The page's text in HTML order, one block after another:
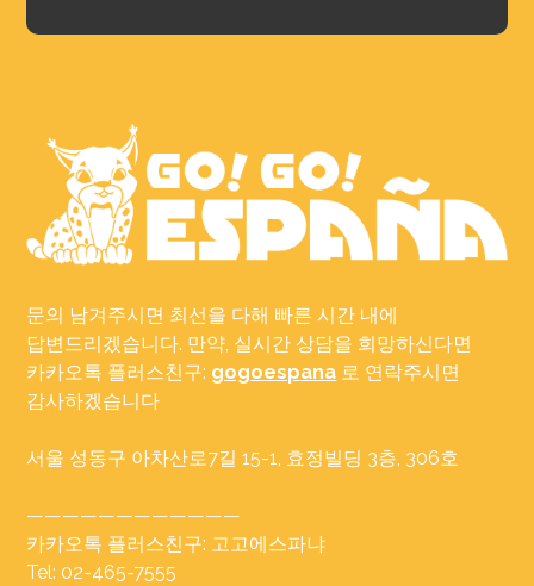
문의 남겨주시면 최선을 다해 빠른 시간 내에
답변드리겠습니다. 만약, 실시간 상담을 희망하신다면
카카오톡 플러스친구: gogoespana 로 연락주시면
감사하겠습니다
서울 성동구 아차산로7길 15-1, 효정빌딩 3층, 306호
————————————
카카오톡 플러스친구: 고고에스파냐
Tel: 02-465-7555